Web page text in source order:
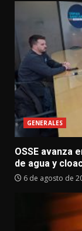
GENERALES
OSSE avanza
de agua y
6 de agosto de